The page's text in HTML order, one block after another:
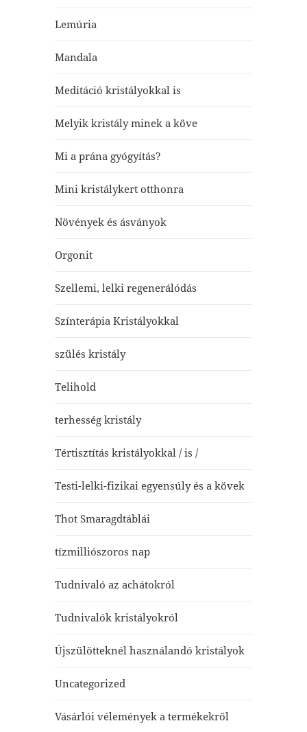
Lemúria
Mandala
Meditáció kristályokkal is
Melyik kristály minek a köve
Mi a prána gyógyítás?
Mini kristálykert otthonra
Növények és ásványok
Orgonit
Szellemi, lelki regenerálódás
Színterápia Kristályokkal
szülés kristály
Telihold
terhesség kristály
Tértisztítás kristályokkal / is /
Testi-lelki-fizikai egyensúly és a kövek
Thot Smaragdtáblái
tízmilliószoros nap
Tudnivaló az achátokról
Tudnivalók kristályokról
Újszülötteknél használandó kristályok
Uncategorized
Vásárlói vélemények a termékekről